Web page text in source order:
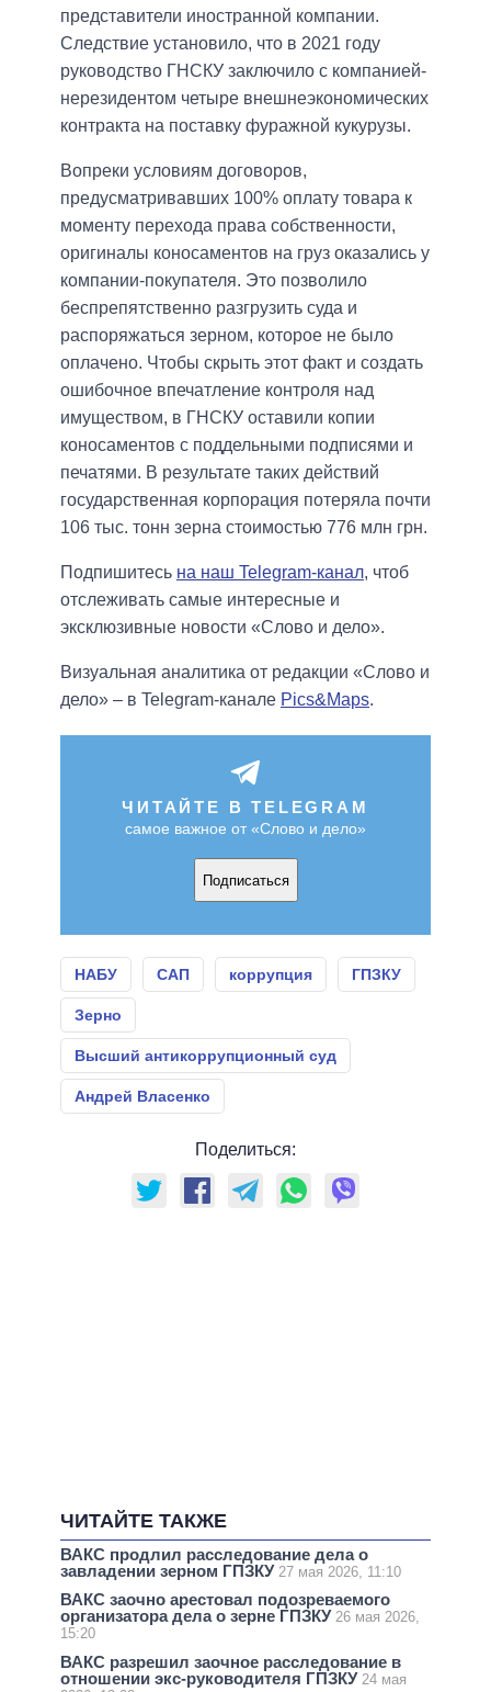
представители иностранной компании.
Следствие установило, что в 2021 году
руководство ГНСКУ заключило с компанией-
нерезидентом четыре внешнеэкономических
контракта на поставку фуражной кукурузы.
Вопреки условиям договоров,
предусматривавших 100% оплату товара к
моменту перехода права собственности,
оригиналы коносаментов на груз оказались у
компании-покупателя. Это позволило
беспрепятственно разгрузить суда и
распоряжаться зерном, которое не было
оплачено. Чтобы скрыть этот факт и создать
ошибочное впечатление контроля над
имуществом, в ГНСКУ оставили копии
коносаментов с поддельными подписями и
печатями. В результате таких действий
государственная корпорация потеряла почти
106 тыс. тонн зерна стоимостью 776 млн грн.
Подпишитесь на наш Telegram-канал, чтоб
отслеживать самые интересные и
эксклюзивные новости «Слово и дело».
Визуальная аналитика от редакции «Слово и
дело» – в Telegram-канале Pics&Maps.
ЧИТАЙТЕ В TELEGRAM
самое важное от «Слово и дело»
Подписаться
НАБУ САП коррупция ГПЗКУ
Зерно
Высший антикоррупционный суд
Андрей Власенко
Поделиться:
ЧИТАЙТЕ ТАКЖЕ
ВАКС продлил расследование дела о
завладении зерном ГПЗКУ 27 мая 2026, 11:10
ВАКС заочно арестовал подозреваемого
организатора дела о зерне ГПЗКУ 26 мая 2026,
15:20
ВАКС разрешил заочное расследование в
отношении экс-руководителя ГПЗКУ 24 мая